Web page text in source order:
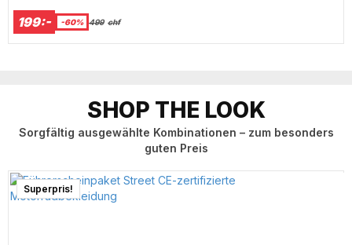
199:- -60% 499 chf
SHOP THE LOOK
Sorgfältig ausgewählte Kombinationen – zum besonders
guten Preis
Superpris!